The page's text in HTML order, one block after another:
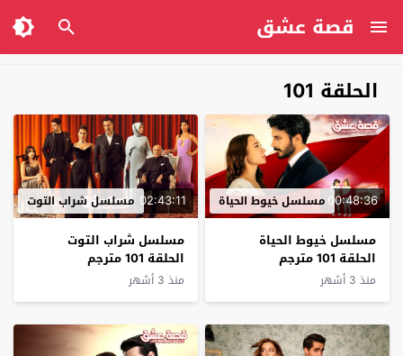
قصة عشق
الحلقة 101
00:48:36مسلسل خيوط الحياة
مسلسل خيوط الحياة
الحلقة 101 مترجم
منذ 3 أشهر
02:43:11 مسلسل شراب التوت
مسلسل شراب التوت
الحلقة 101 مترجم
منذ 3 أشهر